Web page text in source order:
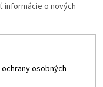
informácie o nových
osobných